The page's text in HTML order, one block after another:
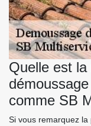
Quelle est
comme SB
Si vous remarquez